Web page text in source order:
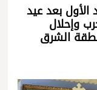
الأول بعد عيد
وإحلال
الشرق